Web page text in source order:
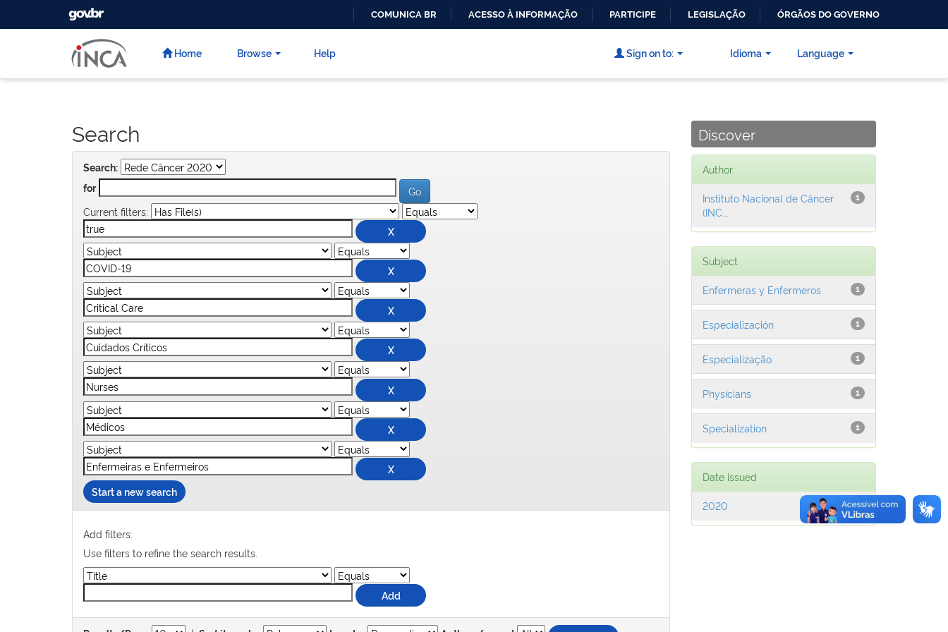
CONTEÚDO
GOVBR
COMUNICA BR ACESSO À INFORMAÇÃO PARTICIPE LEGISLAÇÃO ÓRGÃOS DO GOVERNO
Home Browse Help Language
Sign on to: Idioma
Search
Search:
for
Current filters:
Start a new search
Add filters:
Use filters to refine the search results.
Discover
Author
1
Instituto Nacional de Câncer
(INC...
Subject
1
Enfermeras y Enfermeros
1
Especialización
1
Especialização
1
Physicians
1
Specialization
Date issued
1
2020